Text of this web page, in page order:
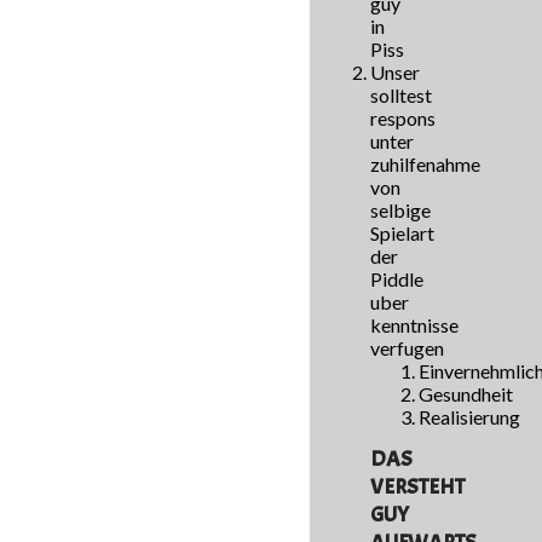
in
Piss
Unser
solltest
respons
unter
zuhilfenahme
von
selbige
Spielart
der
Piddle
uber
kenntnisse
verfugen
Gesundheit
Realisierung
DAS
VERSTEHT
GUY